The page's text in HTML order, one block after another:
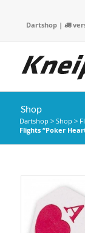
Dartshop|
Shop
Dartshop > Shop >
Flights “Poker